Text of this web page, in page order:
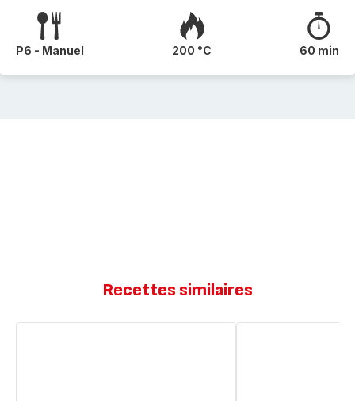
P6 - Manuel 200 °C 60 min
Recettes similaires